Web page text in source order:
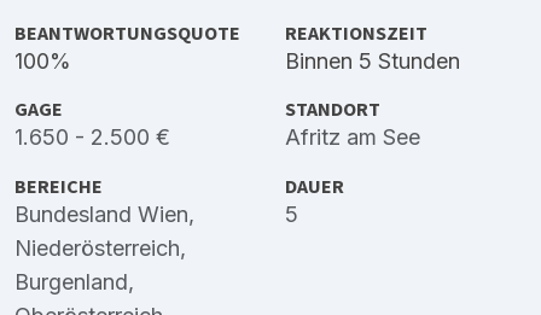
BEANTWORTUNGSQUOTE
100%
REAKTIONSZEIT
Binnen 5 Stunden
GAGE
1.650 - 2.500 €
STANDORT
Afritz am See
BEREICHE
Bundesland Wien,
Niederösterreich,
Burgenland,
DAUER
5